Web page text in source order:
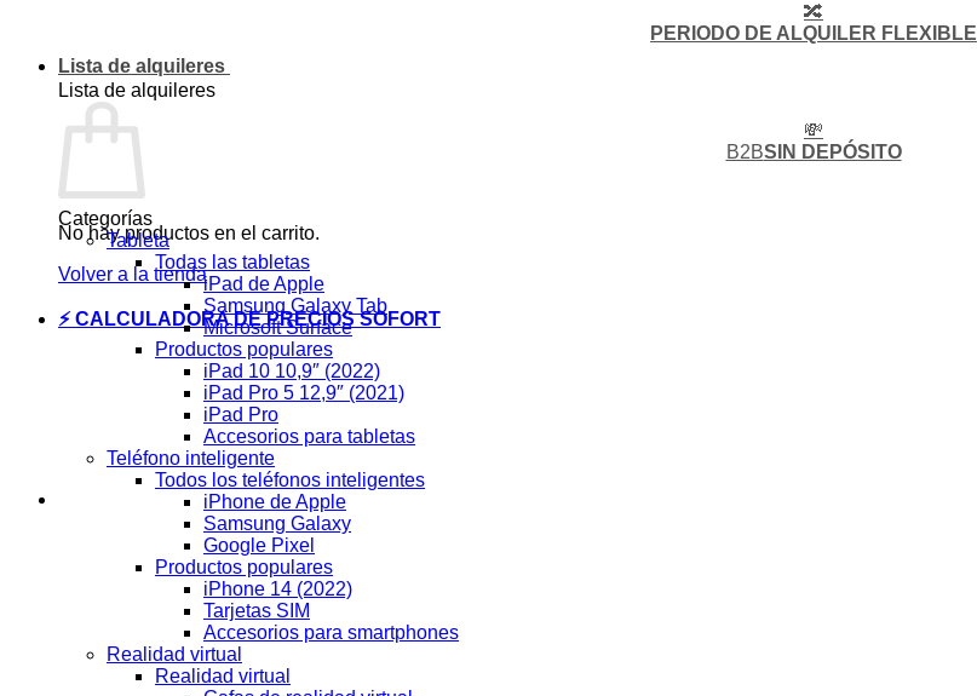
Lista de alquileres
Lista de alquileres
No hay productos en el carrito.
Volver a la tienda
⚡ CALCULADORA DE PRECIOS SOFORT
🔀
PERIODO DE ALQUILER FLEXIBLE
💸
B2BSIN DEPÓSITO
Categorías
Tableta
Todas las tabletas
iPad de Apple
Samsung Galaxy Tab
Microsoft Surface
Productos populares
iPad 10 10,9″ (2022)
iPad Pro 5 12,9″ (2021)
iPad Pro
Accesorios para tabletas
Teléfono inteligente
Todos los teléfonos inteligentes
iPhone de Apple
Samsung Galaxy
Google Pixel
Productos populares
iPhone 14 (2022)
Tarjetas SIM
Accesorios para smartphones
Realidad virtual
Realidad virtual